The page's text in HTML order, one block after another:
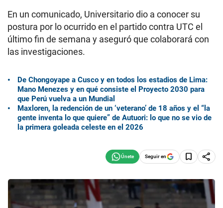
En un comunicado, Universitario dio a conocer su
postura por lo ocurrido en el partido contra UTC el
último fin de semana y aseguró que colaborará con
las investigaciones.
De Chongoyape a Cusco y en todos los estadios de Lima:
Mano Menezes y en qué consiste el Proyecto 2030 para
que Perú vuelva a un Mundial
Maxloren, la redención de un ‘veterano’ de 18 años y el “la
gente inventa lo que quiere” de Autuori: lo que no se vio de
la primera goleada celeste en el 2026
Seguir en